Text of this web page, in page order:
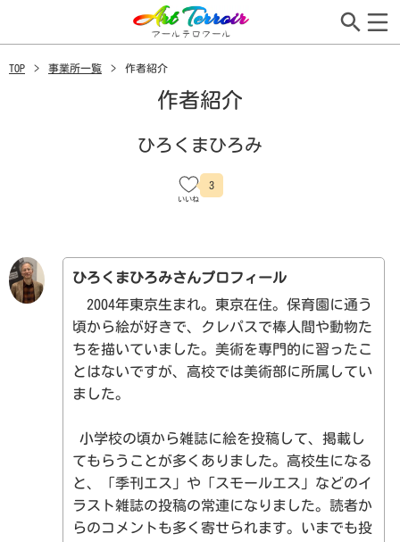
TOP 事業所一覧 作者紹介
作者紹介
ひろくまひろみ
3
ひろくまひろみさんプロフィール
2004年東京生まれ。東京在住。保育園に通う
頃から絵が好きで、クレパスで棒人間や動物た
ちを描いていました。美術を専門的に習ったこ
とはないですが、高校では美術部に所属してい
ました。
小学校の頃から雑誌に絵を投稿して、掲載し
てもらうことが多くありました。高校生になる
と、「季刊エス」や「スモールエス」などのイ
ラスト雑誌の投稿の常連になりました。読者か
らのコメントも多く寄せられます。いまでも投